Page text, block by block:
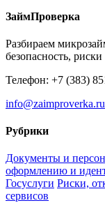
ЗаймПроверка
Разбираем
безопасность, риски
Телефон: +7 (383)
info@zaimproverka.ru
Рубрики
Документы и
оформлению и
Госуслуги Риски,
сервисов